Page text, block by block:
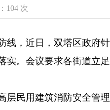
104 次
，近日，双塔区政府
实。会议要求各街道立
用建筑消防安全管理